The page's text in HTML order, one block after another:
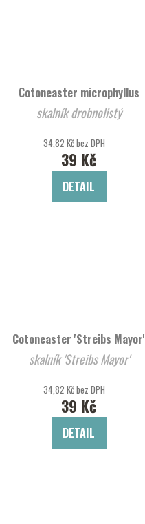
Cotoneaster microphyllus
skalník drobnolistý
34,82 Kč bez DPH
39 Kč
DETAIL
Cotoneaster 'Streibs Mayor'
skalník 'Streibs Mayor'
34,82 Kč bez DPH
39 Kč
DETAIL